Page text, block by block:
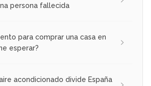
persona fallecida
para comprar una casa en
esperar?
acondicionado divide España